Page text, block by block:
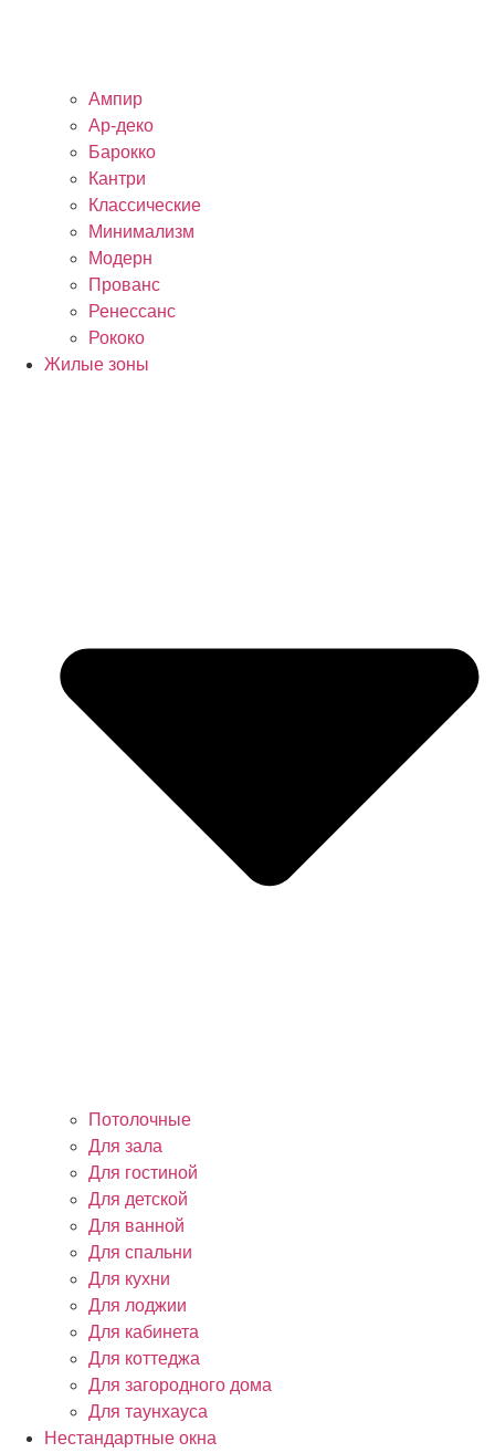
Ампир
Ар-деко
Барокко
Кантри
Классические
Минимализм
Модерн
Прованс
Ренессанс
Рококо
Жилые зоны
Потолочные
Для зала
Для гостиной
Для детской
Для ванной
Для спальни
Для кухни
Для лоджии
Для кабинета
Для коттеджа
Для загородного дома
Для таунхауса
Нестандартные окна